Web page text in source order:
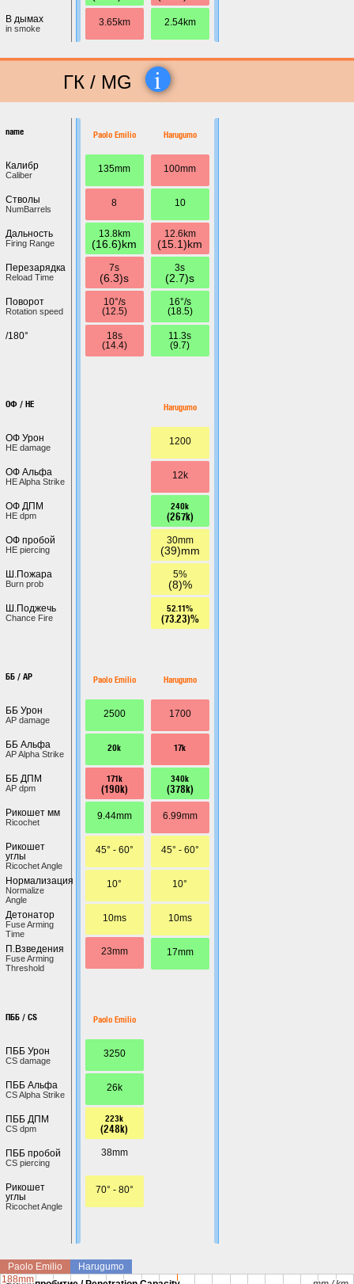
В дымах
in smoke
3.65km 2.54km
ГК / MG i
name
Калибр
Caliber
Стволы
NumBarrels
Дальность
Firing Range
Перезарядка
Reload Time
Поворот
Rotation speed
/180°
ОФ / HE
ОФ Урон
HE damage
ОФ Альфа
HE Alpha Strike
ОФ ДПМ
HE dpm
ОФ пробой
HE piercing
Ш.Пожара
Burn prob
Ш.Поджечь
Chance Fire
ББ / AP
ББ Урон
AP damage
ББ Альфа
AP Alpha Strike
ББ ДПМ
AP dpm
Рикошет мм
Ricochet
Рикошет
углы
Ricochet Angle
Нормализация
Normalize
Angle
Детонатор
Fuse Arming
Time
П.Взведения
Fuse Arming
Threshold
ПББ / CS
ПББ Урон
CS damage
ПББ Альфа
CS Alpha Strike
ПББ ДПМ
CS dpm
ПББ пробой
CS piercing
Рикошет
углы
Ricochet Angle
Paolo Emilio
135mm
8
13.8km
(16.6)km
7s
(6.3)s
10°/s
(12.5)
18s
(14.4)
Paolo Emilio
2500
20k
171k
(190k)
9.44mm
45° - 60°
10°
10ms
23mm
Paolo Emilio
3250
26k
223k
(248k)
38mm
70° - 80°
Harugumo
100mm
10
12.6km
(15.1)km
3s
(2.7)s
16°/s
(18.5)
11.3s
(9.7)
Harugumo
1200
12k
240k
(267k)
30mm
(39)mm
5%
(8)%
52.11%
(73.23)%
Harugumo
1700
17k
340k
(378k)
6.99mm
45° - 60°
10°
10ms
17mm
Paolo Emilio Harugumo
188mm
188mm